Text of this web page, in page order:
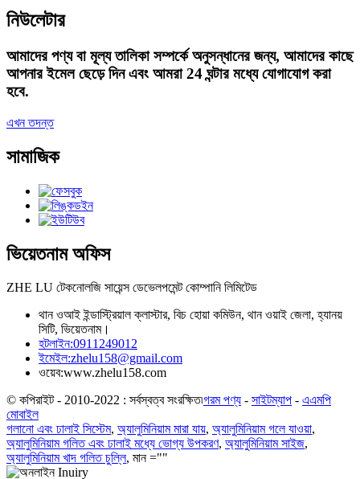
নিউলেটার
আমাদের পণ্য বা মূল্য তালিকা সম্পর্কে অনুসন্ধানের জন্য, আমাদের কাছে
আপনার ইমেল ছেড়ে দিন এবং আমরা 24 ঘন্টার মধ্যে যোগাযোগ করা
হবে.
এখন তদন্ত
সামাজিক
ভিয়েতনাম অফিস
ZHE LU টেকনোলজি সায়েন্স ডেভেলপমেন্ট কোম্পানি লিমিটেড
থান ওআই ইন্ডাস্ট্রিয়াল ক্লাস্টার, বিচ হোয়া কমিউন, থান ওয়াই জেলা, হ্যানয়
সিটি, ভিয়েতনাম।
হটলাইন:0911249012
ইমেইল:zhelu158@gmail.com
ওয়েব:www.zhelu158.com
© কপিরাইট - 2010-2022 : সর্বস্বত্ব সংরক্ষিত৷গরম পণ্য - সাইটম্যাপ - এএমপি
মোবাইল
গলানো এবং ঢালাই সিস্টেম, অ্যালুমিনিয়াম মারা যায়, অ্যালুমিনিয়াম গলে যাওয়া,
অ্যালুমিনিয়াম গলিত এবং ঢালাই মধ্যে ভোগ্য উপকরণ, অ্যালুমিনিয়াম সাইজ,
অ্যালুমিনিয়াম খাদ গলিত চুল্লি, মান =""